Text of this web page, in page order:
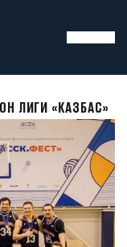
ЛИГИ «КАЗБАС»